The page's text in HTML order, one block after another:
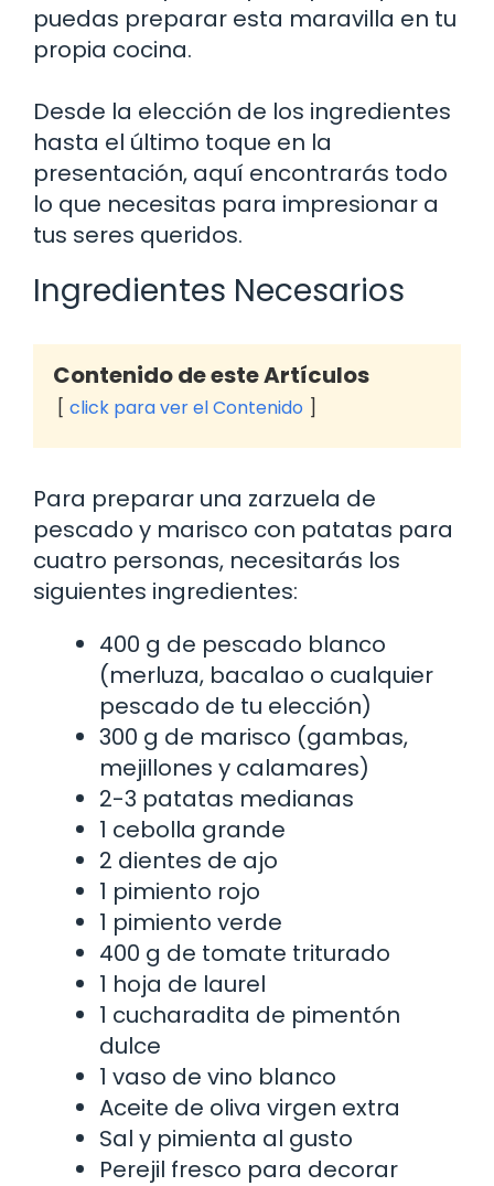
puedas preparar esta maravilla en tu
propia cocina.
Desde la elección de los ingredientes
hasta el último toque en la
presentación, aquí encontrarás todo
lo que necesitas para impresionar a
tus seres queridos.
Ingredientes Necesarios
Contenido de este Artículos
click para ver el Contenido
Para preparar una zarzuela de
pescado y marisco con patatas para
cuatro personas, necesitarás los
siguientes ingredientes:
400 g de pescado blanco
(merluza, bacalao o cualquier
pescado de tu elección)
300 g de marisco (gambas,
mejillones y calamares)
2-3 patatas medianas
1 cebolla grande
2 dientes de ajo
1 pimiento rojo
1 pimiento verde
400 g de tomate triturado
1 hoja de laurel
1 cucharadita de pimentón
dulce
1 vaso de vino blanco
Aceite de oliva virgen extra
Sal y pimienta al gusto
Perejil fresco para decorar